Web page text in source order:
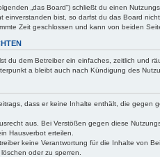
„das Board“) schließt du einen
einverstanden bist, so darfst du das Board
Zeit geschlossen und kann von beiden
du dem Betreiber ein einfaches, zeitlich und
a bleibt auch nach Kündigung des
dass er keine Inhalte enthält, die
aus. Bei Verstößen gegen diese
Hausverbot erteilen.
keine Verantwortung für die Inhalte von
oder zu sperren.